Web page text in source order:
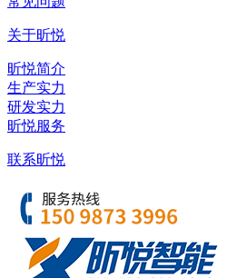
关于昕悦
昕悦简介
生产实力
研发实力
昕悦服务
联系昕悦